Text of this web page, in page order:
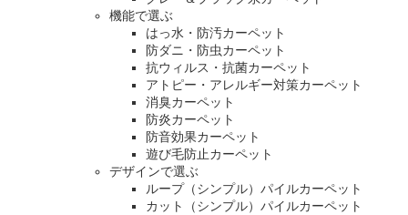
機能で選ぶ
はっ水・防汚カーペット
防ダニ・防虫カーペット
抗ウィルス・抗菌カーペット
アトピー・アレルギー対策カーペット
消臭カーペット
防炎カーペット
防音効果カーペット
遊び毛防止カーペット
デザインで選ぶ
ループ（シンプル）パイルカーペット
カット（シンプル）パイルカーペット